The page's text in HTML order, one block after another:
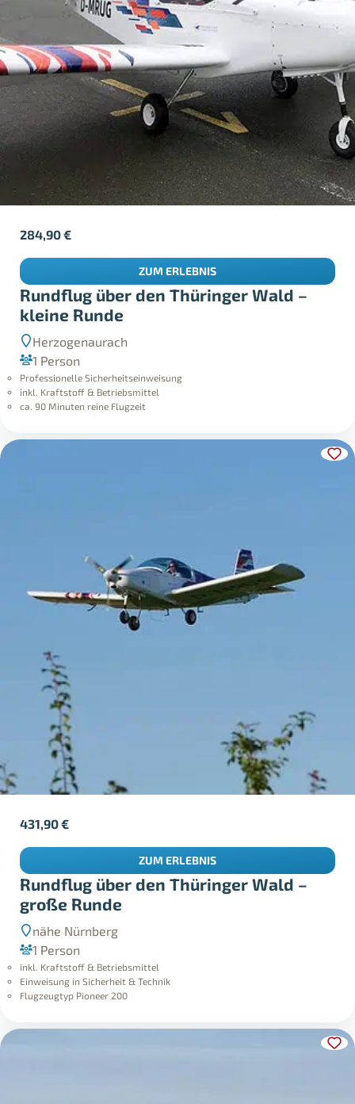
Rundflug über den Thüringer Wald –
kleine Runde
Herzogenaurach
1 Person
Professionelle Sicherheitseinweisung
inkl. Kraftstoff & Betriebsmittel
ca. 90 Minuten reine Flugzeit
284,90€
ZUM ERLEBNIS
Rundflug über den Thüringer Wald –
große Runde
nähe Nürnberg
1 Person
inkl. Kraftstoff & Betriebsmittel
Einweisung in Sicherheit & Technik
Flugzeugtyp Pioneer 200
431,90€
ZUM ERLEBNIS